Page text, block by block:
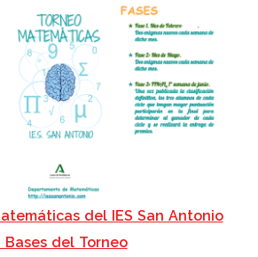
del IES San Antonio
Bases del Torneo